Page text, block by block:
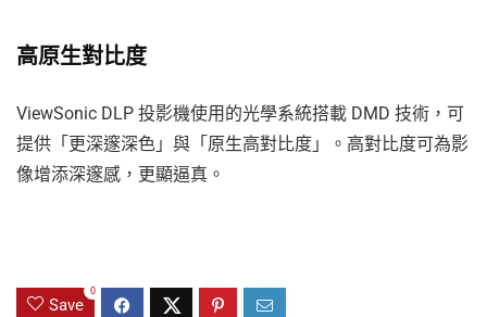
高原生對比度
ViewSonic DLP 投影機使用的光學系統搭載 DMD 技術，可
提供「更深邃深色」與「原生高對比度」。高對比度可為影
像增添深邃感，更顯逼真。
Save
0